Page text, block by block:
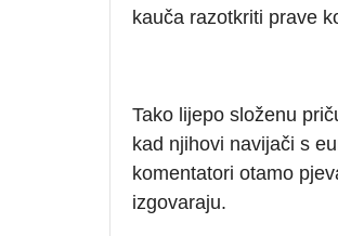
kauča razotkriti prave
Tako lijepo složenu
kad njihovi navijači s
komentatori otamo
izgovaraju.